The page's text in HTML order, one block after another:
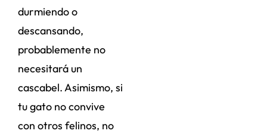
durmiendo o
descansando,
probablemente no
necesitará un
cascabel. Asimismo, si
tu gato no convive
con otros felinos, no